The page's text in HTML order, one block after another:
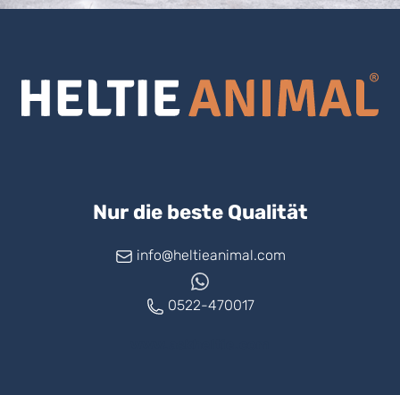
Nur die beste Qualität
info@heltieanimal.com
0522-470017